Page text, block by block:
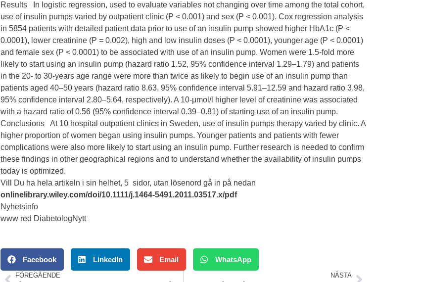
Results In logistic regression, used to evaluate variables not changing over time among the total cohort,
use of insulin pumps varied by outpatient clinic (P < 0.001) and sex (P < 0.001). Cox regression analysis
in 5854 patients with detailed patient data prior to use of an insulin pump showed higher HbA1c (P <
0.0001), lower creatinine (P = 0.002), high and low insulin doses (P < 0.0001), younger age (P < 0.0001)
and female sex (P < 0.0001) to be associated with use of an insulin pump. Women were 1.5-fold more
likely to start using an insulin pump (hazard ratio 1.52, 95% confidence interval 1.29–1.79) and patients
in the 20- to 30-years age range were more than twice as likely to begin use of an insulin pump than
patients aged 40–50 years (hazard ratio 8.63, 95% confidence interval 5.91–12.59 and hazard ratio 3.98,
95% confidence interval 2.80–5.64, respectively). A 10-μmol/l higher level of creatinine was associated
with a hazard ratio of 0.56 (95% confidence interval 0.39–0.81) of starting use of an insulin pump.
Conclusions At 10 hospital outpatient clinics in Sweden, use of insulin pumps therapy varied by clinic. A
higher proportion of women began using insulin pumps. Younger patients and patients with fewer
complications were also more likely to start using an insulin pump. Further research is needed to confirm
these findings in other geographical regions and to understand whether the availability of insulin pumps
today is optimized.
Vill Du ha hela artikeln i sin helhet, 5 sidor, utan lösenord gå in på nedan
onlinelibrary.wiley.com/doi/10.1111/j.1464-5491.2011.03517.x/pdf
Nyhetsinfo
www red DiabetologNytt
Facebook LinkedIn Email WhatsApp
FÖREGÅENDE NÄSTA